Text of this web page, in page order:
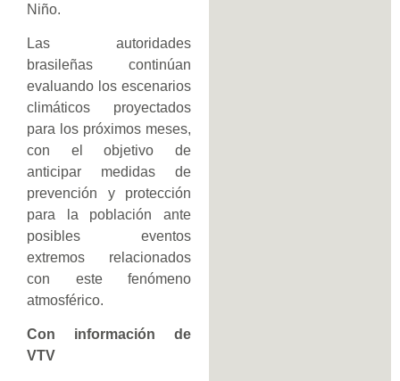
Niño.
Las autoridades
brasileñas continúan
evaluando los escenarios
climáticos proyectados
para los próximos meses,
con el objetivo de
anticipar medidas de
prevención y protección
para la población ante
posibles eventos
extremos relacionados
con este fenómeno
atmosférico.
Con información de
VTV